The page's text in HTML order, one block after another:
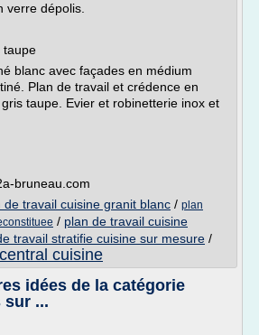
verre dépolis.
taupe
blanc avec façades en médium
Plan de travail et crédence en
taupe. Evier et robinetterie inox et
bruneau.com
de travail cuisine granit blanc / plan
/ plan de travail cuisine
travail stratifie cuisine sur mesure /
cuisine
idées de la catégorie
sur ...